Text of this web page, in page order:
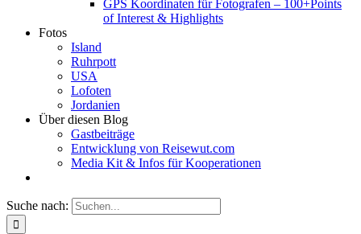
GPS Koordinaten für Fotografen – 100+Points
of Interest & Highlights
Fotos
Island
Ruhrpott
USA
Lofoten
Jordanien
Über diesen Blog
Gastbeiträge
Entwicklung von Reisewut.com
Media Kit & Infos für Kooperationen
Suche nach: